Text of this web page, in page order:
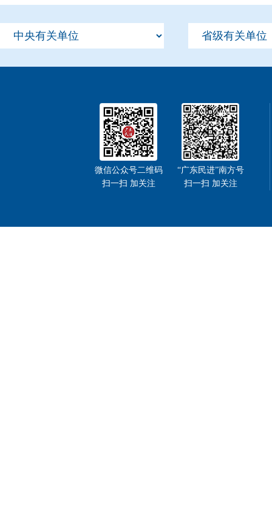
“广东民进”南方号
扫一扫 加关注
微信公众号二维码
扫一扫 加关注